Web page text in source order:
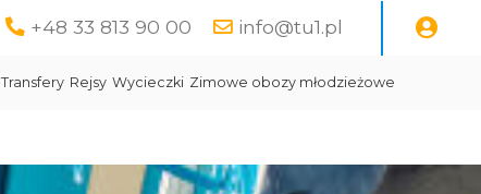
+48 33 813 90 00 info@tu1.pl
Transfery Rejsy Wycieczki Zimowe obozy młodzieżowe